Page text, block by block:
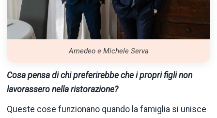
Amedeo e Michele Serva
Cosa pensa di chi preferirebbe che i propri figli non
lavorassero nella ristorazione?
Queste cose funzionano quando la famiglia si unisce